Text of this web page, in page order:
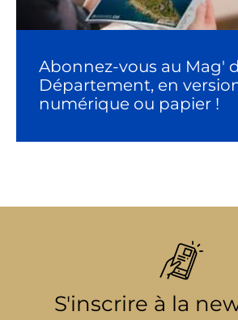
Abonnez-vous au Mag'
Département, en
numérique ou papier !
S'inscrire à la